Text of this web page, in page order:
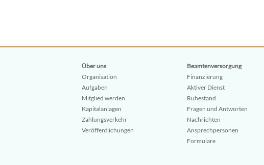
Über uns
Organisation
Aufgaben
Mitglied werden
Kapitalanlagen
Zahlungsverkehr
Veröffentlichungen
Beamtenversorgung
Finanzierung
Aktiver Dienst
Ruhestand
Fragen und Antworten
Nachrichten
Ansprechpersonen
Formulare